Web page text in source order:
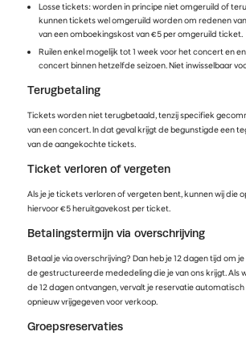
Losse tickets: worden in principe niet omgeruild of
kunnen tickets wel omgeruild worden om redenen
van een omboekingskost van €5 per omgeruild ticket.
Ruilen enkel mogelijk tot 1 week voor het concert en
concert binnen hetzelfde seizoen. Niet inwisselbaar
Terugbetaling
Tickets worden niet terugbetaald, tenzij specifiek
van een concert. In dat geval krijgt de begunstigde een
van de aangekochte tickets.
Ticket verloren of vergeten
Als je je tickets verloren of vergeten bent, kunnen wij die
hiervoor €5 heruitgavekost per ticket.
Betalingstermijn via overschrijving
Betaal je via overschrijving? Dan heb je 12 dagen tijd om
de gestructureerde mededeling die je van ons krijgt. Als
de 12 dagen ontvangen, vervalt je reservatie
opnieuw vrijgegeven voor verkoop.
Groepsreservaties